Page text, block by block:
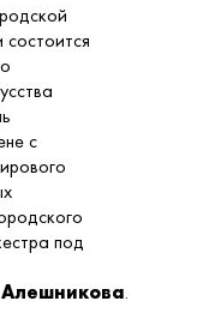
с
под
Алешникова.